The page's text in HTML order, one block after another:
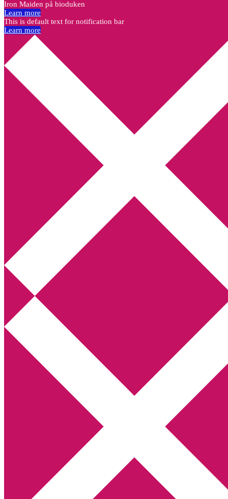
Annikas litteratur- och kulturblogg
Deckare, kriminalromaner, thrillers
Hem
Boktolva
Författarfemman
Kontakt
Webbshop Amazon
Utskriftscentralen
Min tv-blogg
You are here:Home Kommissarie Montalbano /Litterära resmål
Iron Maiden på bioduken
Learn more
This is default text for notification bar
Learn more